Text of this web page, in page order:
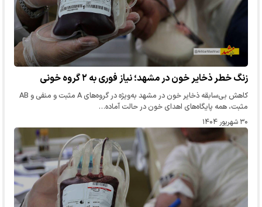
زنگ خطر ذخایر خون در مشهد؛ نیاز فوری به ۲ گروه خونی
کاهش بی‌سابقه ذخایر خون در مشهد به‌ویژه در گروه‌های A مثبت و منفی و AB
مثبت، همه پایگاه‌های اهدای خون در حالت آماده…
۳۰ شهریور ۱۴۰۴